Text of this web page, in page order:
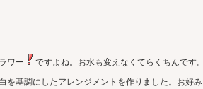
ワー
ですよね。お水も変えなくてらくちんです。
を基調にしたアレンジメントを作りました。お好み